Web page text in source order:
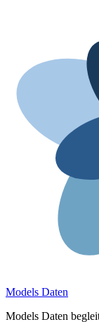
Models Daten
Models Daten